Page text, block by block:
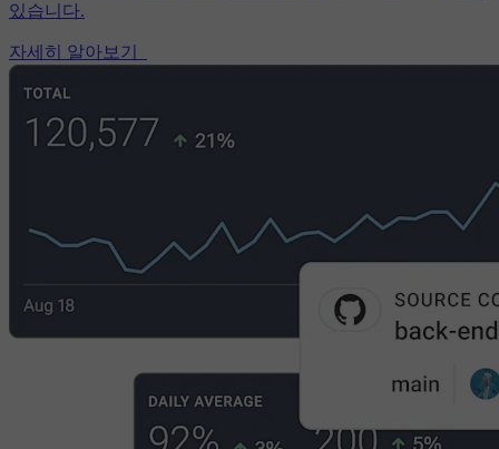
있습니다.
자세히 알아보기